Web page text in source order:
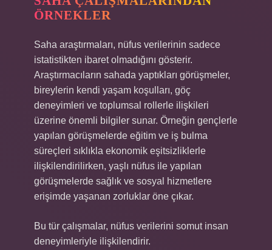
ÖRNEKLER
Saha araştırmaları, nüfus verilerinin sadece
istatistikten ibaret olmadığını gösterir.
Araştırmacıların sahada yaptıkları görüşmeler,
bireylerin kendi yaşam koşulları, göç
deneyimleri ve toplumsal rollerle ilişkileri
üzerine önemli bilgiler sunar. Örneğin gençlerle
yapılan görüşmelerde eğitim ve iş bulma
süreçleri sıklıkla ekonomik eşitsizliklerle
ilişkilendirilirken, yaşlı nüfus ile yapılan
görüşmelerde sağlık ve sosyal hizmetlere
erişimde yaşanan zorluklar öne çıkar.
Bu tür çalışmalar, nüfus verilerini somut insan
deneyimleriyle ilişkilendirir.